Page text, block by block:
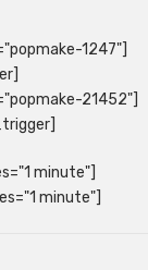
1247"]
21452"]
minute"]
minute"]